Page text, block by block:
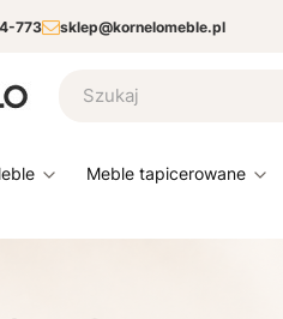
773 sklep@kornelomeble.pl
meble meble tapicerowane